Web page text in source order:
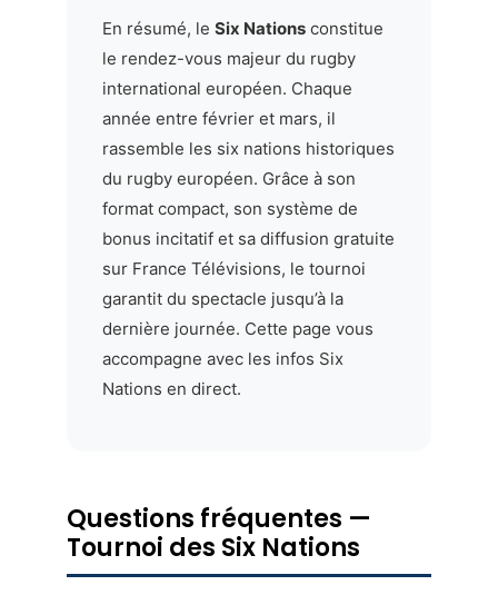
En résumé, le Six Nationsconstitue
le rendez-vous majeur du rugby
international européen. Chaque
année entre février et mars, il
rassemble les six nations historiques
du rugby européen. Grâce à son
format compact, son système de
bonus incitatif et sa diffusion gratuite
sur France Télévisions, le tournoi
garantit du spectacle jusqu’à la
dernière journée. Cette page vous
accompagne avec les infos Six
Nations en direct.
Questions fréquentes —
Tournoi des Six Nations